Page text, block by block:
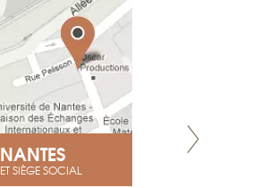
NANTES
ET SIÈGE SOCIAL